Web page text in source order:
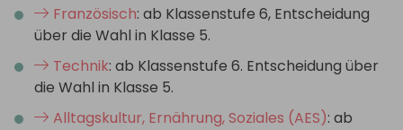
Französisch: ab Klassenstufe 6, Entscheidung
über die Wahl in Klasse 5.
Technik: ab Klassenstufe 6. Entscheidung über
die Wahl in Klasse 5.
Alltagskultur, Ernährung, Soziales (AES): ab